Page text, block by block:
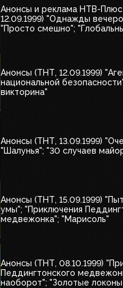
Анонсы и реклама НТВ-
12.09.1999) "Однажды
"Просто смешно";
Анонсы (ТНТ, 12.09.1999)
национальной
викторина"
Анонсы (ТНТ, 13.09.1999)
"Шалунья"; "30 случаев
Анонсы (ТНТ, 15.09.1999)
умы"; "Приключения
медвежонка"; "Марисоль"
Анонсы (ТНТ, 08.10.1999)
Педдингтонского
наоборот"; "Золотые